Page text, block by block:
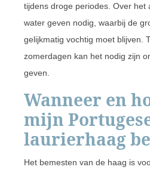
tijdens droge periodes. Over het
water geven nodig, waarbij de
gelijkmatig vochtig moet blijven.
zomerdagen kan het nodig zijn
geven.
Wanneer en
mijn
laurierhaag
Het bemesten van de haag is